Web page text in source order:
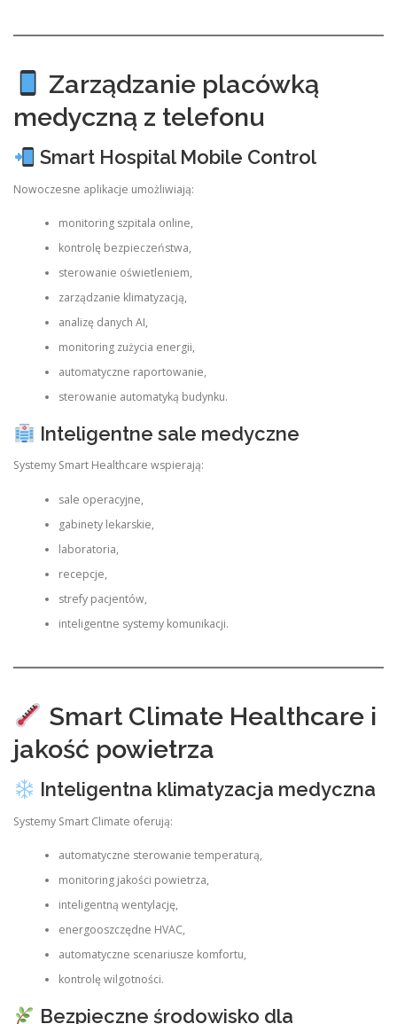
Zarządzanie placówką
medyczną z telefonu
Smart Hospital Mobile Control
Nowoczesne aplikacje umożliwiają:
monitoring szpitala online,
kontrolę bezpieczeństwa,
sterowanie oświetleniem,
zarządzanie klimatyzacją,
analizę danych AI,
monitoring zużycia energii,
automatyczne raportowanie,
sterowanie automatyką budynku.
Inteligentne sale medyczne
Systemy Smart Healthcare wspierają:
sale operacyjne,
gabinety lekarskie,
laboratoria,
recepcje,
strefy pacjentów,
inteligentne systemy komunikacji.
Smart Climate Healthcare i
jakość powietrza
Inteligentna klimatyzacja medyczna
Systemy Smart Climate oferują:
automatyczne sterowanie temperaturą,
monitoring jakości powietrza,
inteligentną wentylację,
energooszczędne HVAC,
automatyczne scenariusze komfortu,
kontrolę wilgotności.
Bezpieczne środowisko dla